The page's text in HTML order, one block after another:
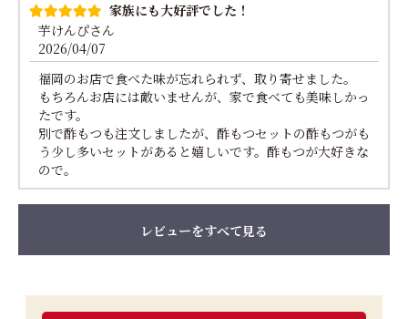
家族にも大好評でした！
芋けんぴさん
2026/04/07
福岡のお店で食べた味が忘れられず、取り寄せました。
もちろんお店には敵いませんが、家で食べても美味しかっ
たです。
別で酢もつも注文しましたが、酢もつセットの酢もつがも
う少し多いセットがあると嬉しいです。酢もつが大好きな
ので。
レビューをすべて見る